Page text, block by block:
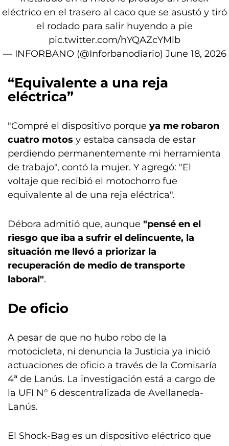
eléctrico en el trasero al caco que se asustó y tiró
el rodado para salir huyendo a pie
pic.twitter.com/hYQAZcYMlb
— INFORBANO (@Inforbanodiario) June 18, 2026
“Equivalente a una reja
eléctrica”
"Compré el dispositivo porque ya me robaron
cuatro motos y estaba cansada de estar
perdiendo permanentemente mi herramienta
de trabajo", contó la mujer. Y agregó: "El
voltaje que recibió el motochorro fue
equivalente al de una reja eléctrica".
Débora admitió que, aunque "pensé en el
riesgo que iba a sufrir el delincuente, la
situación me llevó a priorizar la
recuperación de medio de transporte
laboral".
De oficio
A pesar de que no hubo robo de la
motocicleta, ni denuncia la Justicia ya inició
actuaciones de oficio a través de la Comisaría
4ª de Lanús. La investigación está a cargo de
la UFI N° 6 descentralizada de Avellaneda-
Lanús.
El Shock-Bag es un dispositivo eléctrico que